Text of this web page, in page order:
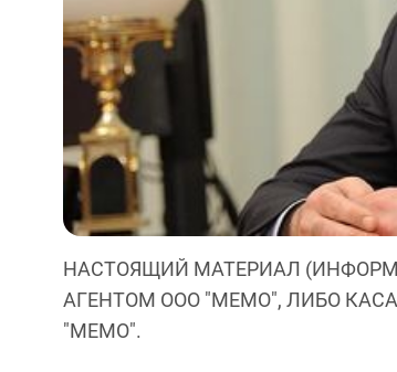
НАСТОЯЩИЙ МАТЕРИАЛ
АГЕНТОМ ООО "МЕМО", ЛИБО
"МЕМО".